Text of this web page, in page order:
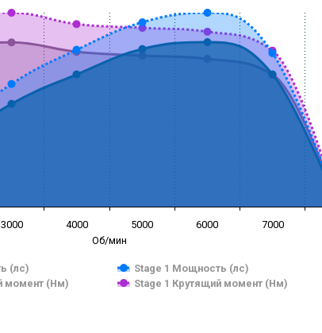
Об/мин
(лс)
Stage 1 Мощность (лс)
момент (Нм)
Stage 1 Крутящий момент (Нм)
3000 4000 5000 6000 7000